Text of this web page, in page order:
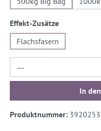
Effekt-Zusätzeauswählen
Flachsfasern
Produkt Anzahl:
In
Produktnummer: